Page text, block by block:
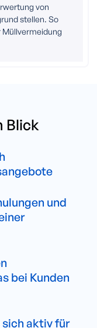
von
stellen. So
Müllvermeidung
Blick
und
bei Kunden
sich aktiv für